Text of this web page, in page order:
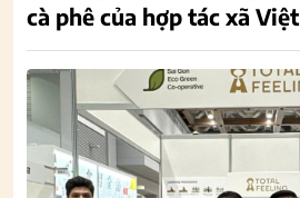
cà phê của hợp tác xã Việt